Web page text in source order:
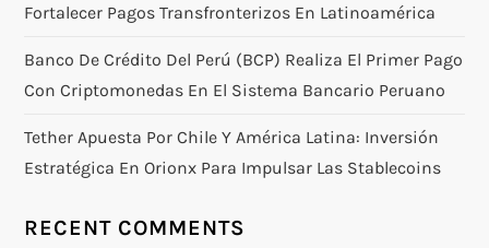
Fortalecer Pagos Transfronterizos En Latinoamérica
Banco De Crédito Del Perú (BCP) Realiza El Primer Pago
Con Criptomonedas En El Sistema Bancario Peruano
Tether Apuesta Por Chile Y América Latina: Inversión
Estratégica En Orionx Para Impulsar Las Stablecoins
RECENT COMMENTS